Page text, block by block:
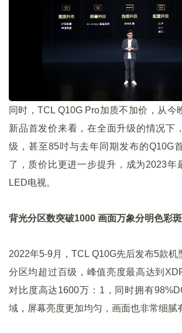
同时，TCL Q10G Pro加质不加价，从今
新品首发价来看，在全面升级的情况下
级，甚至85吋与去年同期发布的Q10G
了，质价比更进一步提升，成为2023年
LED电视。
背光分区数突破1000 画面万象分明色彩
2022年5-9月，TCL Q10G先后发布5款机
分区均超过百级，峰值亮度最高达到
对比度高达1600万：1，同时拥有
域，屏幕亮度更加均匀，画面也非常细腻